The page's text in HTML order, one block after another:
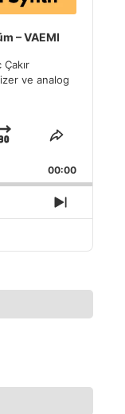
– VAEMI
ve analog
Jump
Forward
Share
Episode
00:00
Next
Episode